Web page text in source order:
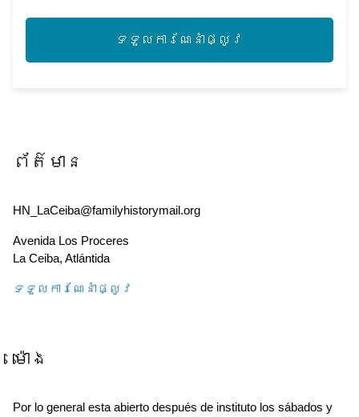
ទទួល​ការណែនាំ​ផ្លូវ
ព័ត៌មាន
HN_LaCeiba@familyhistorymail.org
Avenida Los Proceres
La Ceiba, Atlántida
ទទួល​ការណែនាំ​ផ្លូវ
ម៉ោង
Por lo general esta abierto después de instituto los sábados y